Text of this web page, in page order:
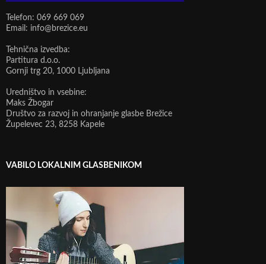
Telefon: 069 669 069
Email: info@brezice.eu
Tehnična izvedba:
Partitura d.o.o.
Gornji trg 20, 1000 Ljubljana
Uredništvo in vsebine:
Maks Žbogar
Društvo za razvoj in ohranjanje glasbe Brežice
Župelevec 23, 8258 Kapele
VABILO LOKALNIM GLASBENIKOM